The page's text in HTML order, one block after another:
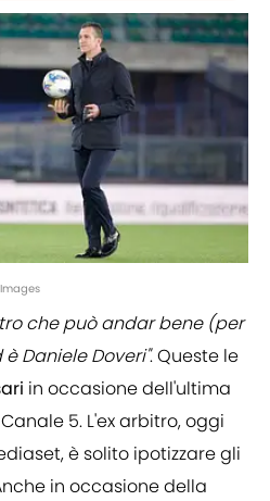
che può andar bene (per
Daniele Doveri". Queste le
in occasione dell'ultima
5. L'ex arbitro, oggi
è solito ipotizzare gli
in occasione della